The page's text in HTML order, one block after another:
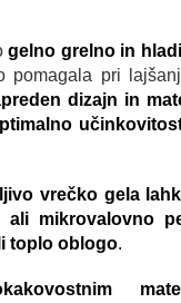
gelno grelno in
pomagala pri
dizajn in
vrečko gela
ali mikrovalovno
toplo oblogo.